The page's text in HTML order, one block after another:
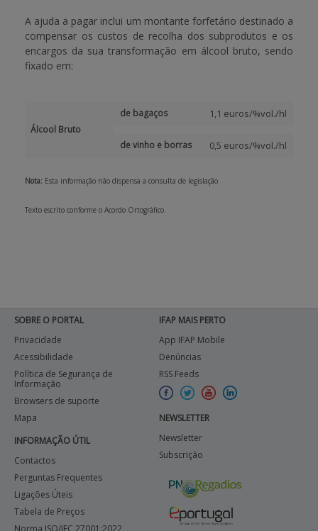
A ajuda a pagar inclui um montante forfetário destinado a
compensar os custos de recolha dos subprodutos e os
encargos da sua transformação em álcool bruto, sendo
fixado em:
Álcool Bruto
de bagaços 1,1 euros/%vol./hl
de vinho e borras 0,5 euros/%vol./hl
Nota: Esta informação não dispensa a consulta de legislação
Texto escrito conforme o Acordo Ortográfico.
SOBRE O PORTAL
Privacidade
Acessibilidade
Política de Segurança de
Informação
Browsers de suporte
Mapa
INFORMAÇÃO ÚTIL
Contactos
Perguntas Frequentes
Ligações Úteis
Tabela de Preços
Norma ISO/IEC 27001:2022
IFAP MAIS PERTO
App IFAP Mobile
Denúncias
RSS Feeds
NEWSLETTER
Newsletter
Subscrição